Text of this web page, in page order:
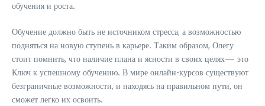
обучения и роста.
Обучение должно быть не источником стресса, а возможностью
подняться на новую ступень в карьере. Таким образом, Олегу
стоит помнить, что наличие плана и ясности в своих целях— это
Ключ к успешному обучению. В мире онлайн-курсов существуют
безграничные возможности, и находясь на правильном пути, он
сможет легко их освоить.